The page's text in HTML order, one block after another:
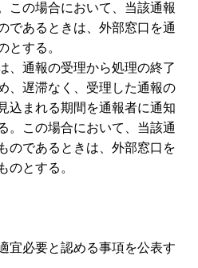
この場合において、当該通報
であるときは、外部窓口を通
とする。
通報の受理から処理の終了
、遅滞なく、受理した通報の
込まれる期間を通報者に通知
。この場合において、当該通
のであるときは、外部窓口を
のとする。
宜必要と認める事項を公表す